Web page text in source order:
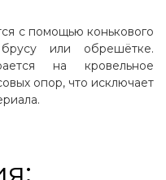
с помощью конькового
или обрешётке.
на кровельное
опор, что исключает